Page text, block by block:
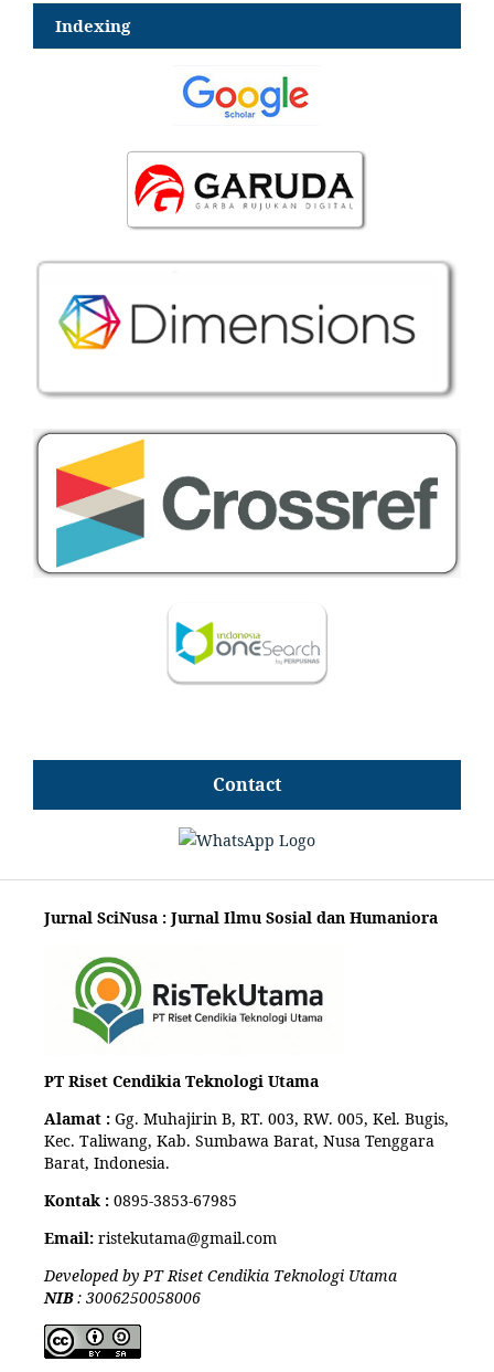
Indexing
Contact
Jurnal SciNusa : Jurnal Ilmu Sosial dan Humaniora
PT Riset Cendikia Teknologi Utama
Alamat : Gg. Muhajirin B, RT. 003, RW. 005, Kel. Bugis,
Kec. Taliwang, Kab. Sumbawa Barat, Nusa Tenggara
Barat, Indonesia.
Kontak : 0895-3853-67985
Email:ristekutama@gmail.com
Developed by PT Riset Cendikia Teknologi Utama
NIB: 3006250058006